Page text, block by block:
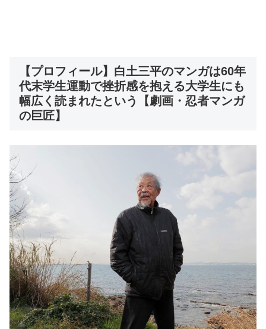
【プロフィール】白土三平のマンガは60年
代末学生運動で挫折感を抱える大学生にも
幅広く読まれたという【劇画・忍者マンガ
の巨匠】